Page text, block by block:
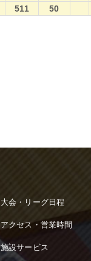
511 50
大会・リーグ日程
アクセス・営業時間
施設サービス